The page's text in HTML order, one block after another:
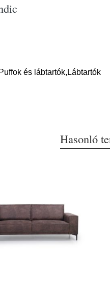
és lábtartók,Lábtartók
Hasonló